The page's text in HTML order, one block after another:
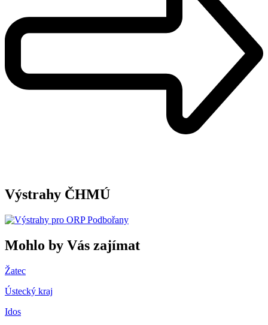
Výstrahy ČHMÚ
Mohlo by Vás zajímat
Žatec
Ústecký kraj
Idos